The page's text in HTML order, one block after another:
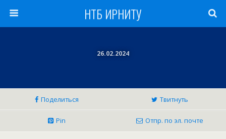
НТБ ИРНИТУ
26.02.2024
Поделиться Твитнуть
Pin Отпр. по эл. почте